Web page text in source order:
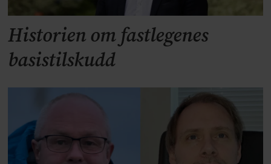
Historien om fastlegenes
basistilskudd